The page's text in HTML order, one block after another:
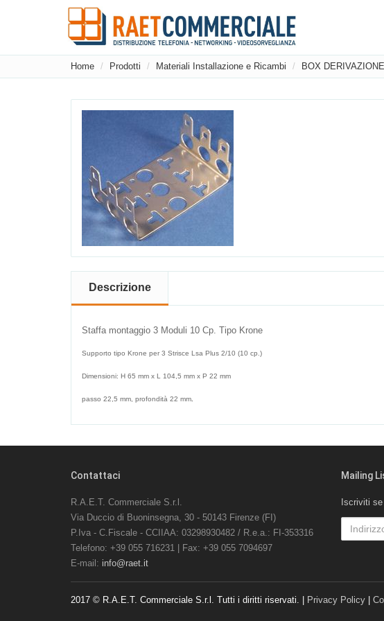
Home Prodotti Materiali Installazione e Ricambi BOX
Descrizione
Staffa montaggio 3 Moduli 10 Cp. Tipo Krone
Supporto tipo Krone per 3 Strisce Lsa Plus 2/10 (10 cp.)
Dimensioni: H 65 mm x L 104,5 mm x P 22 mm
passo 22,5 mm, profondità 22 mm
Contattaci
R.A.E.T. Commerciale S.r.l.
Via Duccio di Buoninsegna, 30 - 50143 Firenze (FI)
P.Iva - C.Fiscale - CCIIAA: 03298930482 / R.e.a.: FI-353316
Telefono: +39 055 716231 | Fax: +39 055 7094697
E-mail: info@raet.it
Mailing
Iscriviti
2017 © R.A.E.T. Commerciale S.r.l. Tutti i diritti riservati. | Privacy Policy